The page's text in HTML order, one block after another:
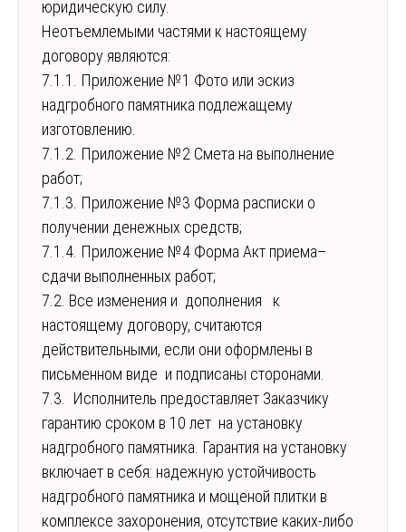
юридическую силу.
Неотъемлемыми частями к настоящему
договору являются:
7.1.1. Приложение №1 Фото или эскиз
надгробного памятника подлежащему
изготовлению.
7.1.2. Приложение №2 Смета на выполнение
работ;
7.1.3. Приложение №3 Форма расписки о
получении денежных средств;
7.1.4. Приложение №4 Форма Акт приема–
сдачи выполненных работ;
7.2. Все изменения и дополнения к
настоящему договору, считаются
действительными, если они оформлены в
письменном виде и подписаны сторонами.
7.3. Исполнитель предоставляет Заказчику
гарантию сроком в 10 лет на установку
надгробного памятника. Гарантия на установку
включает в себя: надежную устойчивость
надгробного памятника и мощеной плитки в
комплексе захоронения, отсутствие каких-либо